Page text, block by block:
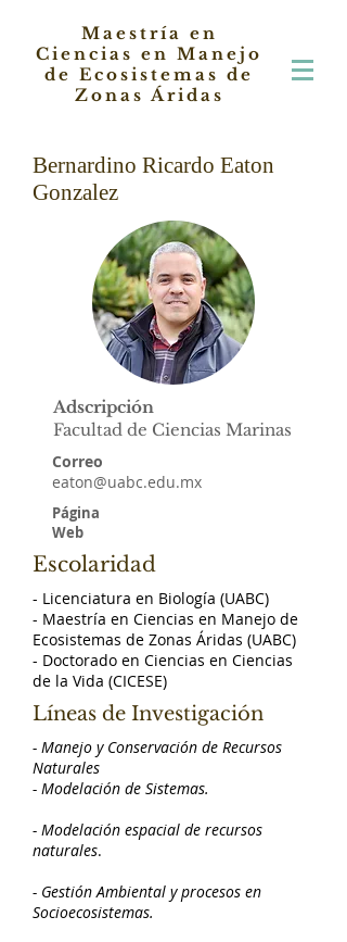
Maestría en
Ciencias en Manejo
de Ecosistemas de
Zonas Áridas
Bernardino Ricardo Eaton
Gonzalez
Adscripción
Facultad de Ciencias Marinas
Correo
eaton@uabc.edu.mx
Página
Web
Escolaridad
- Licenciatura en Biología (UABC)
- Maestría en Ciencias en Manejo de
Ecosistemas de Zonas Áridas (UABC)
- Doctorado en Ciencias en Ciencias
de la Vida (CICESE)
Líneas de Investigación
- Manejo y Conservación de Recursos
Naturales
- Modelación de Sistemas.
- Modelación espacial de recursos
naturales.
- Gestión Ambiental y procesos en
Socioecosistemas.